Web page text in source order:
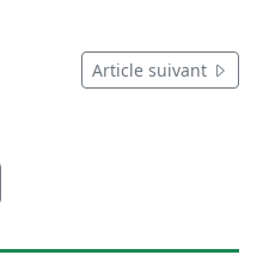
Article suivant